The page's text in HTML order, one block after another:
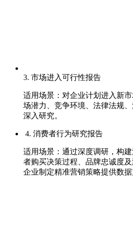
3. 市场进入可行性报告
适用场景：对企业计划进入新
场潜力、竞争环境、法律法规
深入研究。
4. 消费者行为研究报告
适用场景：通过深度调研，构
者购买决策过程、品牌忠诚度
企业制定精准营销策略提供数据